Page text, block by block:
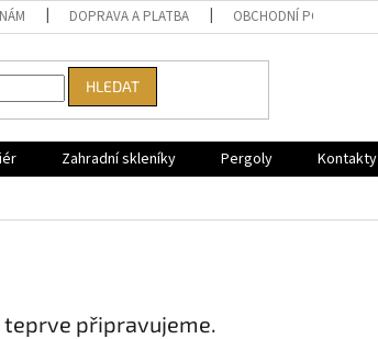
DOPRAVA A PLATBA OBCHODNÍ PODMÍNKY
HLEDAT
Zahradní skleníky Pergoly Kontakty
teprve připravujeme.